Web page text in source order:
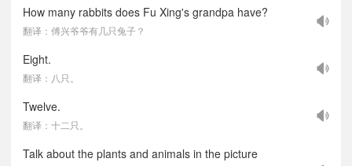
How many rabbits does Fu Xing's grandpa have?
翻译：傅兴爷爷有几只兔子？
Eight.
翻译：八只。
Twelve.
翻译：十二只。
Talk about the plants and animals in the picture